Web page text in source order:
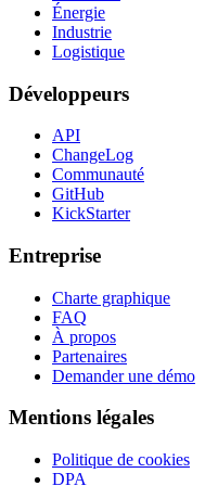
Énergie
Industrie
Logistique
Développeurs
API
ChangeLog
Communauté
GitHub
KickStarter
Entreprise
Charte graphique
FAQ
À propos
Partenaires
Demander une démo
Mentions légales
Politique de cookies
DPA